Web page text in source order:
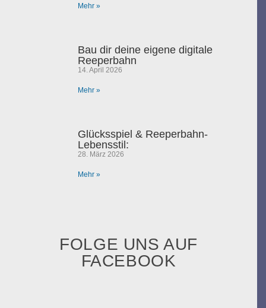
Mehr »
Bau dir deine eigene digitale
Reeperbahn
14. April 2026
Mehr »
Glücksspiel & Reeperbahn-
Lebensstil:
28. März 2026
Mehr »
FOLGE UNS AUF
FACEBOOK